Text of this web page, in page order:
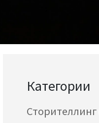
Категории
Сторителлинг